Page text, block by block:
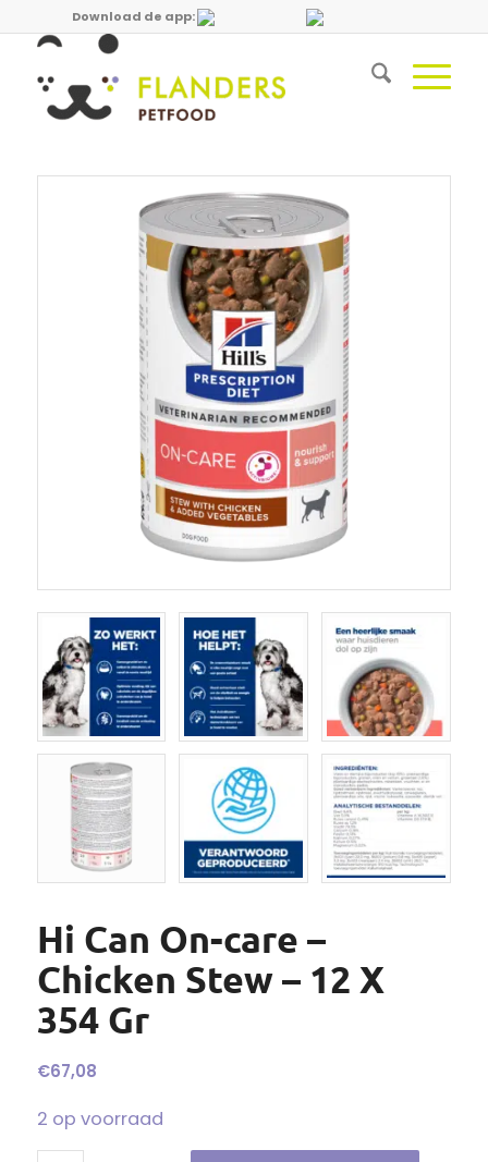
Download de app:
Hi Can On-care –
Chicken Stew – 12 X
354 Gr
€67,08
2 op voorraad